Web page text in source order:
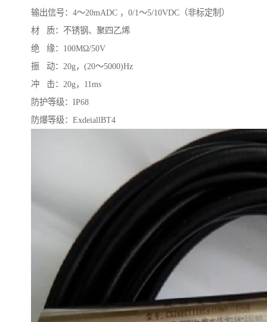
输出信号：4～20mADC ，0/1～5/10VDC（非标定制）
材 质：不锈钢、聚四乙烯
绝 缘：100MΩ/50V
振 动：20g，(20～5000)Hz
冲 击：20g，11ms
防护等级：IP68
防爆等级：ExdeiallBT4